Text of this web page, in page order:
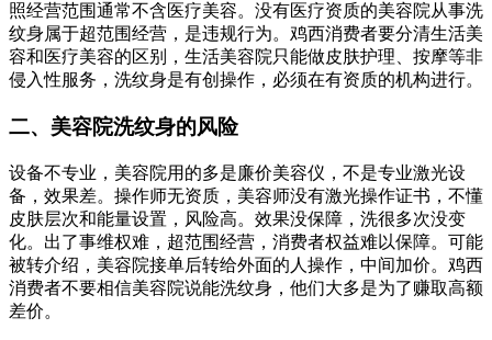
照经营范围通常不含医疗美容。没有医疗资质的美容院从事洗
纹身属于超范围经营，是违规行为。鸡西消费者要分清生活美
容和医疗美容的区别，生活美容院只能做皮肤护理、按摩等非
侵入性服务，洗纹身是有创操作，必须在有资质的机构进行。
二、美容院洗纹身的风险
设备不专业，美容院用的多是廉价美容仪，不是专业激光设
备，效果差。操作师无资质，美容师没有激光操作证书，不懂
皮肤层次和能量设置，风险高。效果没保障，洗很多次没变
化。出了事维权难，超范围经营，消费者权益难以保障。可能
被转介绍，美容院接单后转给外面的人操作，中间加价。鸡西
消费者不要相信美容院说能洗纹身，他们大多是为了赚取高额
差价。